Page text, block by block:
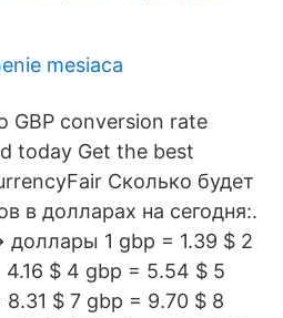
mesiaca
GBP conversion rate
today Get the best
Сколько будет
в долларах на сегодня:.
доллары 1 gbp = 1.39 $ 2
$ 4 gbp = 5.54 $ 5
$ 7 gbp = 9.70 $ 8